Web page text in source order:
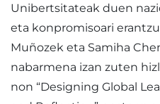
Unibertsitateak duen
eta konpromisoari
Muñozek eta Samiha
nabarmena izan zuten
non “Designing Global